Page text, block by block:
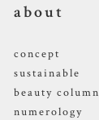
about
concept
sustainable
beauty column
numerology